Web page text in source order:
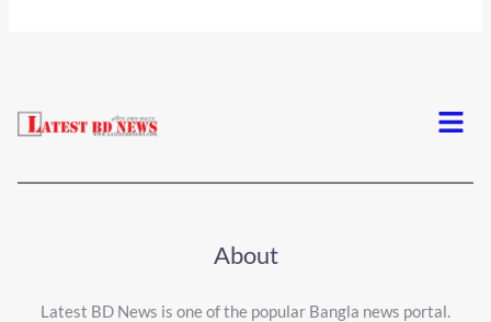
Menu
About
Latest BD News is one of the popular Bangla news portal.